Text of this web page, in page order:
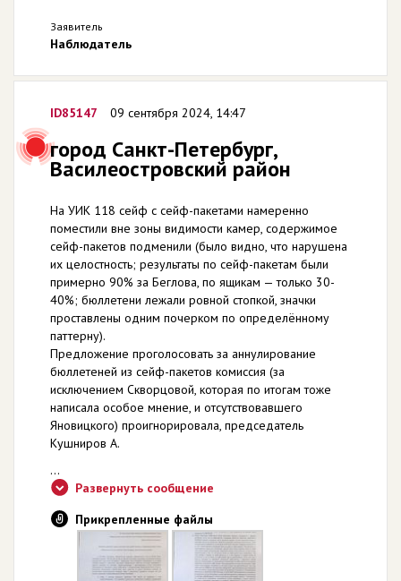
Заявитель
Наблюдатель
ID85147 09 сентября 2024, 14:47
город Санкт-Петербург,
Василеостровский район
На УИК 118 сейф с сейф-пакетами намеренно
поместили вне зоны видимости камер, содержимое
сейф-пакетов подменили (было видно, что нарушена
их целостность; результаты по сейф-пакетам были
примерно 90% за Беглова, по ящикам — только 30-
40%; бюллетени лежали ровной стопкой, значки
проставлены одним почерком по определённому
паттерну).
Предложение проголосовать за аннулирование
бюллетеней из сейф-пакетов комиссия (за
исключением Скворцовой, которая по итогам тоже
написала особое мнение, и отсутствовавшего
Яновицкого) проигнорировала, председатель
Кушниров А.
...
Развернуть сообщение
Прикрепленные файлы